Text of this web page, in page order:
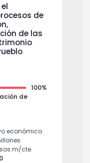
de
de las
100%
de
económico
m/cte.